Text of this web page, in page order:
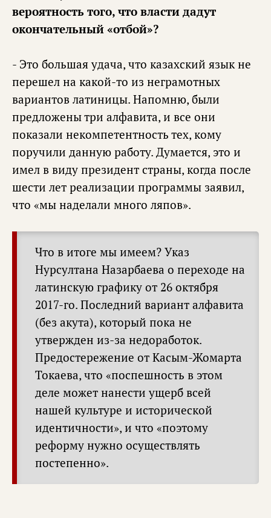
вероятность того, что власти дадут
окончательный «отбой»?
- Это большая удача, что казахский язык не
перешел на какой-то из неграмотных
вариантов латиницы. Напомню, были
предложены три алфавита, и все они
показали некомпетентность тех, кому
поручили данную работу. Думается, это и
имел в виду президент страны, когда после
шести лет реализации программы заявил,
что «мы наделали много ляпов».
Что в итоге мы имеем? Указ
Нурсултана Назарбаева о переходе на
латинскую графику от 26 октября
2017-го. Последний вариант алфавита
(без акута), который пока не
утвержден из-за недоработок.
Предостережение от Касым-Жомарта
Токаева, что «поспешность в этом
деле может нанести ущерб всей
нашей культуре и исторической
идентичности», и что «поэтому
реформу нужно осуществлять
постепенно».